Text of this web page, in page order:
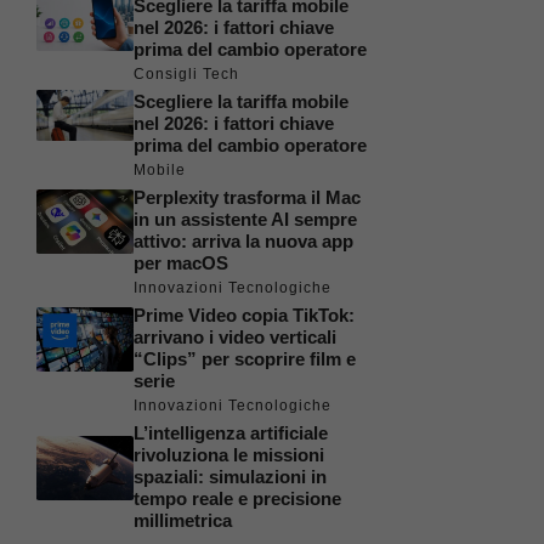
Scegliere la tariffa mobile
nel 2026: i fattori chiave
prima del cambio operatore
Consigli Tech
Scegliere la tariffa mobile
nel 2026: i fattori chiave
prima del cambio operatore
Mobile
Perplexity trasforma il Mac
in un assistente AI sempre
attivo: arriva la nuova app
per macOS
Innovazioni Tecnologiche
Prime Video copia TikTok:
arrivano i video verticali
“Clips” per scoprire film e
serie
Innovazioni Tecnologiche
L’intelligenza artificiale
rivoluziona le missioni
spaziali: simulazioni in
tempo reale e precisione
millimetrica